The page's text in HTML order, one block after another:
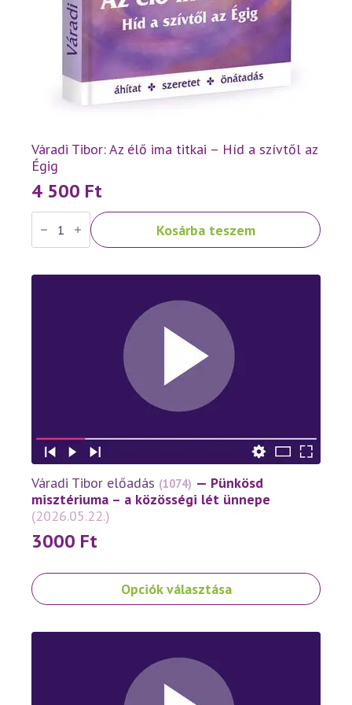
Váradi Tibor: Az élő ima titkai – Híd a szívtől az
Égig
4 500 Ft
Váradi
Tibor:
Az
titkai
Kosárba teszem
Váradi Tibor előadás (1074) — Pünkösd
misztériuma – a közösségi lét ünnepe
(2026.05.22.)
3000 Ft
Opciók választása
Ennek
a
több